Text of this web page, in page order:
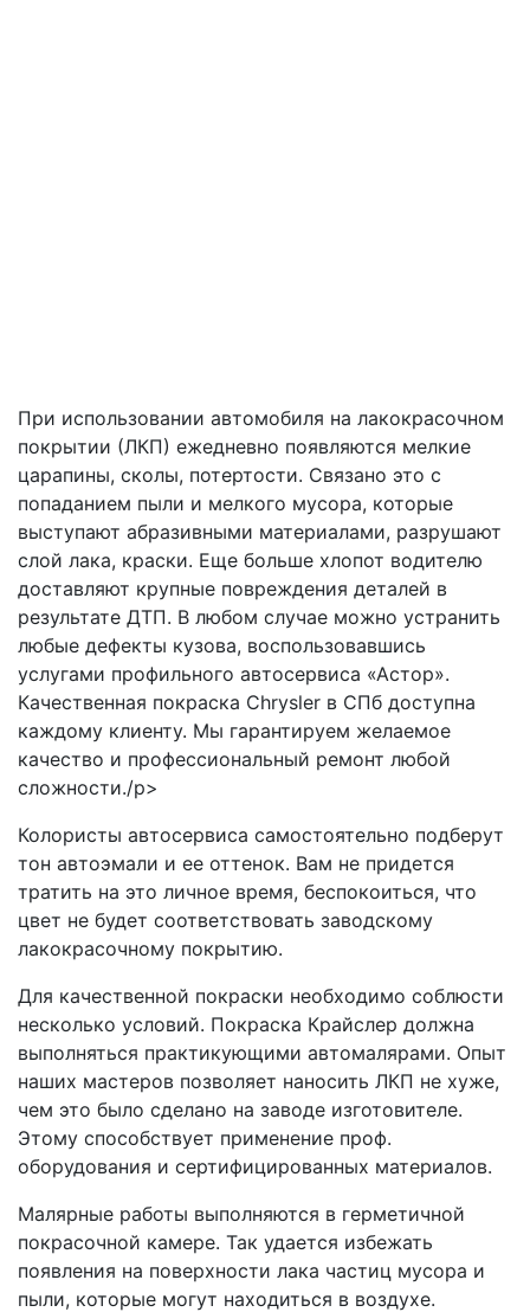
При использовании автомобиля на лакокрасочном
покрытии (ЛКП) ежедневно появляются мелкие
царапины, сколы, потертости. Связано это с
попаданием пыли и мелкого мусора, которые
выступают абразивными материалами, разрушают
слой лака, краски. Еще больше хлопот водителю
доставляют крупные повреждения деталей в
результате ДТП. В любом случае можно устранить
любые дефекты кузова, воспользовавшись
услугами профильного автосервиса «Астор».
Качественная покраска Chrysler в СПб доступна
каждому клиенту. Мы гарантируем желаемое
качество и профессиональный ремонт любой
сложности./p>
Колористы автосервиса самостоятельно подберут
тон автоэмали и ее оттенок. Вам не придется
тратить на это личное время, беспокоиться, что
цвет не будет соответствовать заводскому
лакокрасочному покрытию.
Для качественной покраски необходимо соблюсти
несколько условий. Покраска Крайслер должна
выполняться практикующими автомалярами. Опыт
наших мастеров позволяет наносить ЛКП не хуже,
чем это было сделано на заводе изготовителе.
Этому способствует применение проф.
оборудования и сертифицированных материалов.
Малярные работы выполняются в герметичной
покрасочной камере. Так удается избежать
появления на поверхности лака частиц мусора и
пыли, которые могут находиться в воздухе.